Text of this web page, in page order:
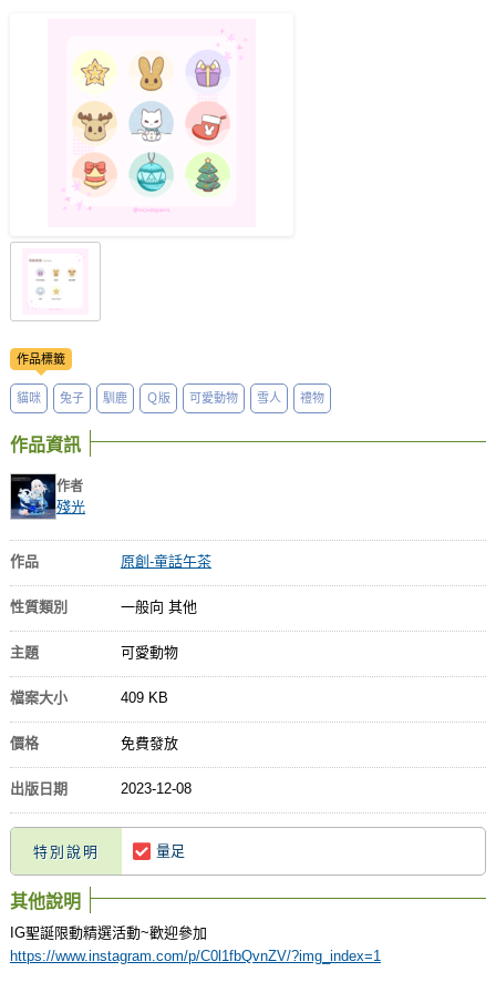
會員中心
註冊會員
登入
作品標籤
貓咪 兔子 馴鹿 Ｑ版 可愛動物 雪人 禮物
作品資訊
作者
殘光
作品 原創-童話午茶
性質類別 一般向 其他
主題 可愛動物
檔案大小 409 KB
價格 免費發放
出版日期 2023-12-08
特別說明 量足
其他說明
IG聖誕限動精選活動~歡迎參加
https://www.instagram.com/p/C0l1fbQvnZV/?img_index=1